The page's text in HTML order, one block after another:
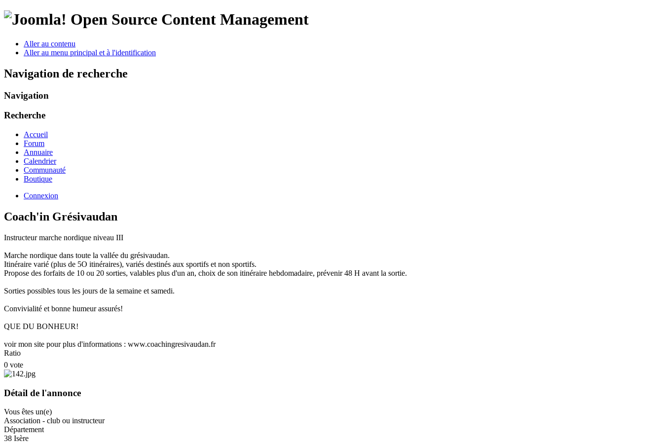
Open Source Content Management
Aller au contenu
Aller au menu principal et à l'identification
Navigation de recherche
Navigation
Recherche
Accueil
Forum
Annuaire
Calendrier
Communauté
Boutique
Connexion
Coach'in Grésivaudan
Instructeur marche nordique niveau III
Marche nordique dans toute la vallée du grésivaudan.
Itinéraire varié (plus de 5O itinéraires), variés destinés aux sportifs et non sportifs.
Propose des forfaits de 10 ou 20 sorties, valables plus d'un an, choix de son itinéraire hebdomadaire, prévenir 48 H avant la sortie.
Sorties possibles tous les jours de la semaine et samedi.
Convivialité et bonne humeur assurés!
QUE DU BONHEUR!
voir mon site pour plus d'informations : www.coachingresivaudan.fr
Ratio
0 vote
Détail de l'annonce
Vous êtes un(e)
Association - club ou instructeur
Département
38 Isère